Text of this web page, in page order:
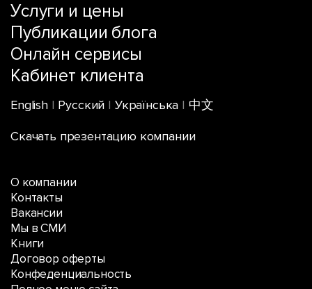
Услуги и цены
Публикации блога
Онлайн сервисы
Кабинет клиента
English| Русский | Українська | 中文
Скачать презентацию компании
О компании
Контакты
Вакансии
Мы в СМИ
Книги
Договор оферты
Конфеденциальность